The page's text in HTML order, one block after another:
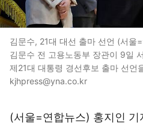
김문수, 21대 대선 출마 선언 (서울
김문수 전 고용노동부 장관이 9일
제21대 대통령 경선후보 출마 선언
kjhpress@yna.co.kr
(서울=연합뉴스) 홍지인